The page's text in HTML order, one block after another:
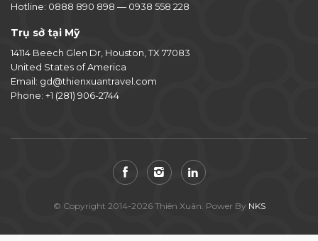
Hotline: 0888 890 898 — 0938 558 228
Trụ sở tại Mỹ
14114 Beech Glen Dr, Houston, TX 77083
United States of America
Email: gd@thienxuantravel.com
Phone: +1 (281) 906-2744
© Copyright 2014-2026 Thiên Xuân. Power By NKS